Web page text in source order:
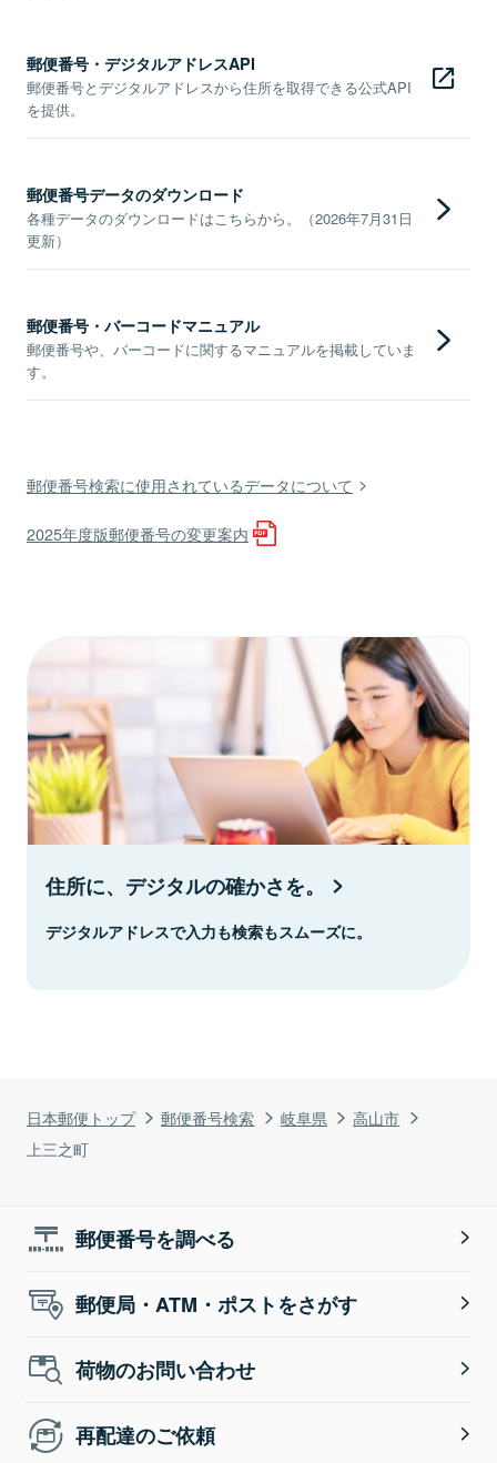
日本郵便トップ 郵便番号検索 岐阜県
高山市
上三之町
郵便番号・デジタルアドレスAPI
郵便番号とデジタルアドレスから住所を取得できる公式API
を提供。
郵便番号データのダウンロード
各種データのダウンロードはこちらから。（2026年7月31日
更新）
郵便番号・バーコードマニュアル
郵便番号や、バーコードに関するマニュアルを掲載していま
す。
郵便番号検索に使用されているデータについて
2025年度版郵便番号の変更案内
住所に、デジタルの確かさを。
デジタルアドレスで入力も検索もスムーズに。
郵便番号を調べる
郵便局・ATM・ポストをさがす
荷物のお問い合わせ
再配達のご依頼